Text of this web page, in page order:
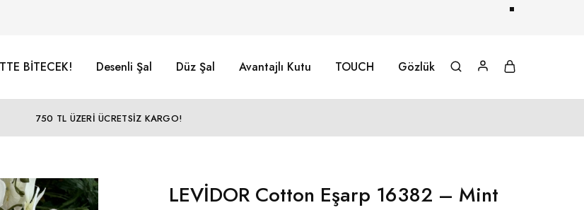
BİTECEK! Desenli Şal Düz Şal Avantajlı Kutu TOUCH Gözlük
750 TL ÜZERİ ÜCRETSİZ KARGO!
LEVİDOR Cotton Eşarp 16382 – Mint